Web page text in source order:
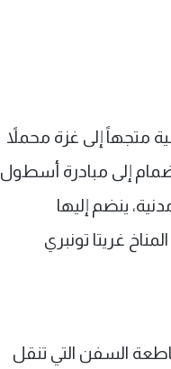
أسطول قوارب “ألف مادلين” ينطلق من ميناء كاتانيا الإيطالي في صقلية متجهاً إلى ‎غزة محملاً
إلى مبادرة أسطول
إذ يشارك في المبادرة نحو 50 سفينة مدنية، ينضم إليها
غريتا تونبري
السفن التي تنقل